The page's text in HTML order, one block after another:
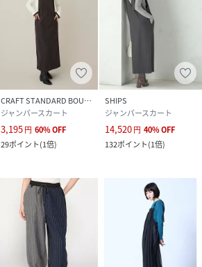
CRAFT STANDARD BOUTIQUE
ジャンパースカート
3,195円 60%OFF
29ポイント(1倍)
SHIPS
ジャンパースカート
14,520円 40%OFF
132ポイント(1倍)